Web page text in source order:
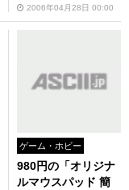
2006年04月28日 00:00
ゲーム・ホビー
980円の「オリジナ
ルマウスパッド 簡